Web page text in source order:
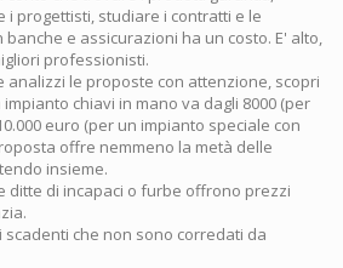
i progettisti, studiare i contratti e le
e assicurazioni ha un costo. E' alto,
professionisti.
analizzi le proposte con attenzione, scopri
chiavi in mano va dagli 8000 (per
euro (per un impianto speciale con
offre nemmeno la metà delle
insieme.
ditte di incapaci o furbe offrono prezzi
che non sono corredati da